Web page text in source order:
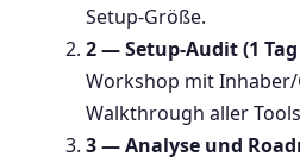
Setup-Größe.
2 — Setup-Audit (1
Workshop mit Inhaber/
Walkthrough aller
3 — Analyse und